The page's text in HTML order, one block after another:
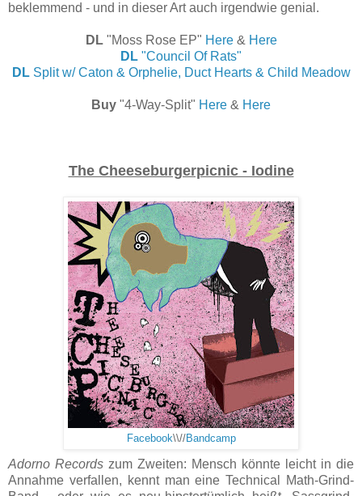
beklemmend - und in dieser Art auch irgendwie genial.
DL"Moss Rose EP" Here& Here
DL "Council Of Rats"
DLSplit w/ Caton & Orphelie, Duct Hearts & Child Meadow
Buy "4-Way-Split" Here & Here
The Cheeseburgerpicnic - Iodine
Facebook\\//Bandcamp
Adorno Records zum Zweiten: Mensch könnte leicht in die
Annahme verfallen, kennt man eine Technical Math-Grind-